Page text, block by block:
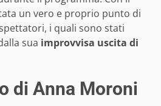
un vero e proprio punto di
i quali sono stati
sua improvvisa uscita di
di Anna Moroni